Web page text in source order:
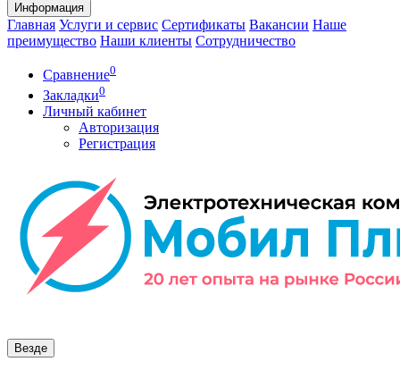
Информация
Главная Услуги и сервис Сертификаты Вакансии Наше
преимущество Наши клиенты Сотрудничество
Сравнение0
Закладки0
Личный кабинет
Авторизация
Регистрация
Везде